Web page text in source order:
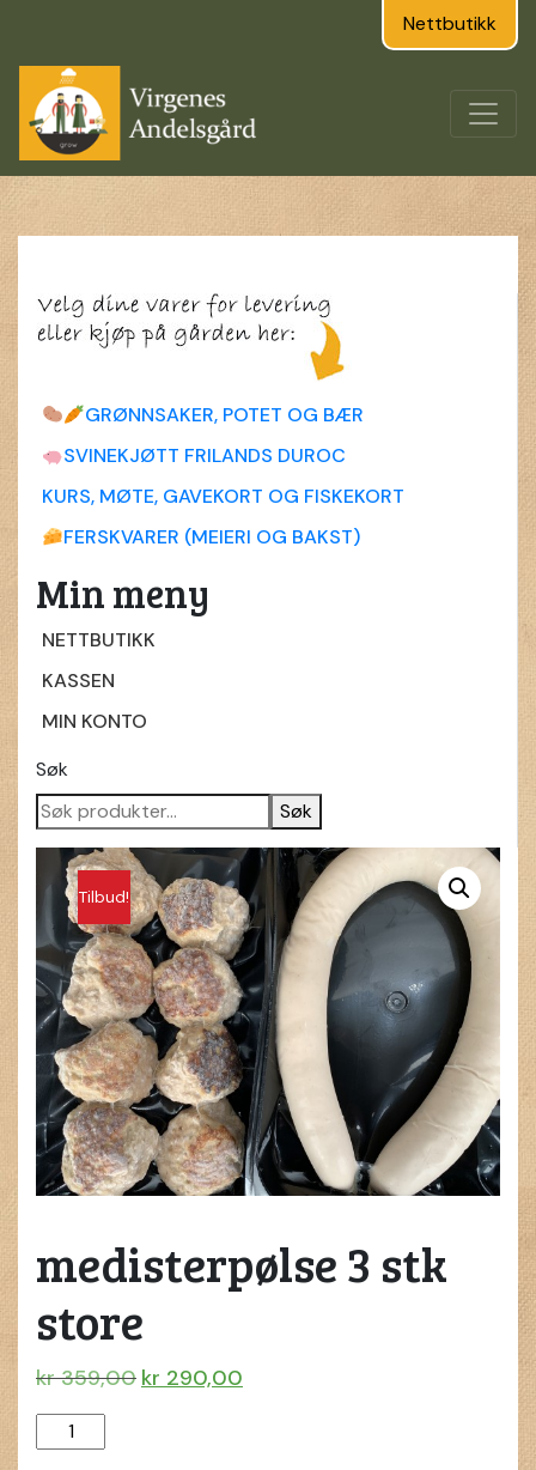
Nettbutikk
GRØNNSAKER, POTET OG BÆR
SVINEKJØTT FRILANDS DUROC
KURS, MØTE, GAVEKORT OG FISKEKORT
FERSKVARER (MEIERI OG BAKST)
Min meny
NETTBUTIKK
KASSEN
MIN KONTO
Søk
Søk
Tilbud!
medisterpølse 3 stk
store
kr359,00 Opprinnelig
kr 290,00
medisterpølse
3